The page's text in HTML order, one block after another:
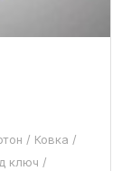
/ Ковка /
ключ /